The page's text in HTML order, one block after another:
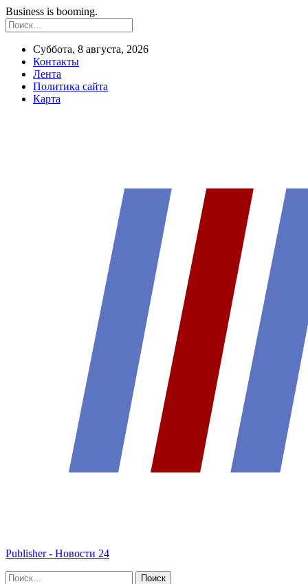
Business is booming.
Суббота, 8 августа, 2026
Контакты
Лента
Политика сайта
Карта
Publisher - Новости 24